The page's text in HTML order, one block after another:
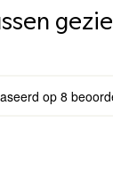
op 8